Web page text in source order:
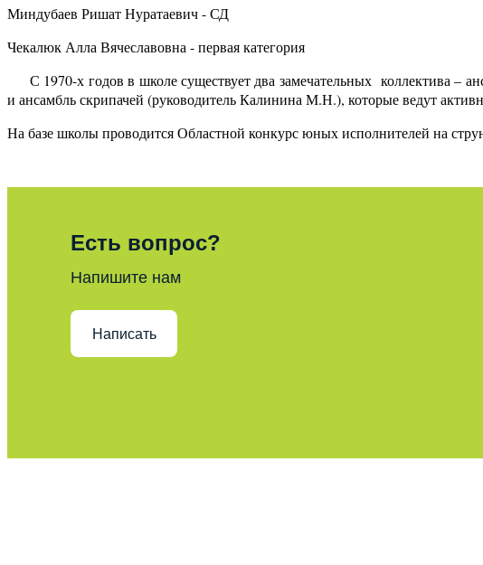
Миндубаев Ришат Нуратаевич - СД
Чекалюк Алла Вячеславовна - первая категория
С 1970-х годов в школе существует два замечательных коллектива –
и ансамбль скрипачей (руководитель Калинина М.Н.), которые ведут
На базе школы проводится Областной конкурс юных исполнителей на
Есть вопрос?
Напишите нам
Написать